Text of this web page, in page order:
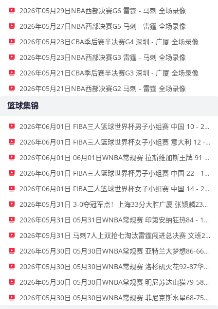
2026年05月29日NBA西部决赛G6 雷霆 - 马刺 全场录像
2026年05月27日NBA西部决赛G5 马刺 - 雷霆 全场录像
2026年05月23日CBA季后赛半决赛G4 深圳 - 广厦 全场录像
2026年05月23日NBA西部决赛G3 雷霆 - 马刺 全场录像
2026年05月21日CBA季后赛半决赛G3 深圳 - 广厦 全场录像
2026年05月21日NBA西部决赛G2 马刺 - 雷霆 全场录像
篮球集锦
2026年06月01日 FIBA三人篮球世界杯男子小组赛 中国 10 - 22 荷兰 全场集锦
2026年06月01日 FIBA三人篮球世界杯女子小组赛 意大利 12 - 21 中国 集锦
2026年06月01日 06月01日WNBA常规赛 拉斯维加斯王牌 91 - 81 金州女武神 集锦
2026年06月01日 FIBA三人篮球世界杯男子小组赛 中国 22 - 14 日本 全场集锦
2026年06月01日 FIBA三人篮球世界杯女子小组赛 中国 14 - 21 德国 全场集锦
2026年05月31日 3-0夺冠军点！上海33分大胜广厦 张镇麟23+9+6 孙铭徽8中2
2026年05月31日 05月31日WNBA常规赛 印第安纳狂热84 - 100波特兰火焰 全场集锦
2026年05月31日 马刺7人上双抢七淘汰雷霆闯进总决赛 文班22+7 亚历山大35+9
2026年05月30日 05月30日WNBA常规赛 亚特兰大梦想86-66波特兰火焰 全场集锦
2026年05月30日 05月30日WNBA常规赛 洛杉矶火花92-87华盛顿神秘人 全场集锦
2026年05月30日 05月30日WNBA常规赛 明尼苏达山猫79-58芝加哥天空 全场集锦
2026年05月30日 05月30日WNBA常规赛 菲尼克斯水星68-75纽约自由人 全场集锦